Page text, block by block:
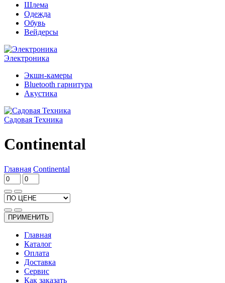
Шлема
Одежда
Обувь
Вейдерсы
Электроника
Экшн-камеры
Bluetooth гарнитура
Акустика
Садовая Техника
Continental
Главная Continental
ПРИМЕНИТЬ
Главная
Каталог
Оплата
Доставка
Сервис
Как заказать